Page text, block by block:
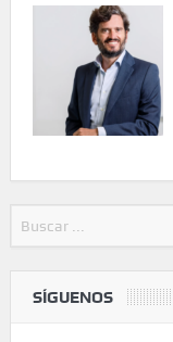
SÍGUENOS